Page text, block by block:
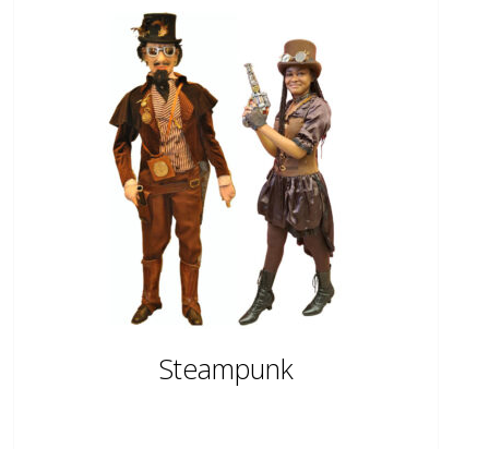
Steampunk